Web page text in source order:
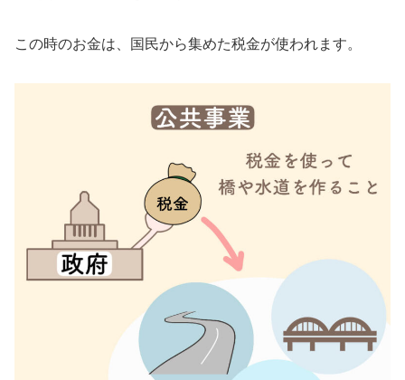
この時のお金は、国民から集めた税金が使われます。